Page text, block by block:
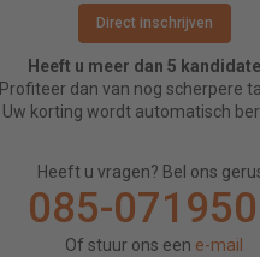
Direct inschrijven
Heeft u meer dan 5
Profiteer dan van nog scherpere
Uw korting wordt automatisch
Heeft u vragen? Bel ons
085-
Of stuur ons een e-mail